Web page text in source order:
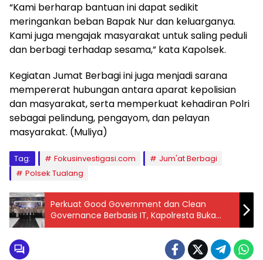
“Kami berharap bantuan ini dapat sedikit
meringankan beban Bapak Nur dan keluarganya.
Kami juga mengajak masyarakat untuk saling peduli
dan berbagi terhadap sesama,” kata Kapolsek.
Kegiatan Jumat Berbagi ini juga menjadi sarana
mempererat hubungan antara aparat kepolisian
dan masyarakat, serta memperkuat kehadiran Polri
sebagai pelindung, pengayom, dan pelayan
masyarakat. (Muliya)
Tag: Fokusinvestigasi.com
Jum'at Berbagi
Polsek Tualang
Perkuat Good Government dan Clean
Governance Berbasis IT, Kapolresta Buka
Musrenbang Polresta Jambi Tahun 2025